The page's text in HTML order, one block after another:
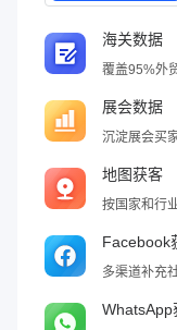
海关数据
覆盖95%外
展会数据
沉淀展会买
地图获客
按国家和行
Facebook
多渠道补充
WhatsApp